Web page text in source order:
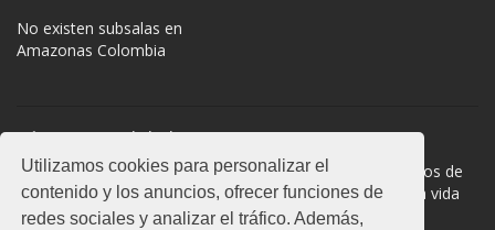
Utilizamos cookies para personalizar el
contenido y los anuncios, ofrecer funciones de
redes sociales y analizar el tráfico. Además,
No existen subsalas en
Amazonas Colombia
Normas del chat
#Amazonas Colombia es una sala donde participan cientos de
personas. Mantén la educación y compórtate como en la vida
real. La privacidad de los usuarios es muy importante, no